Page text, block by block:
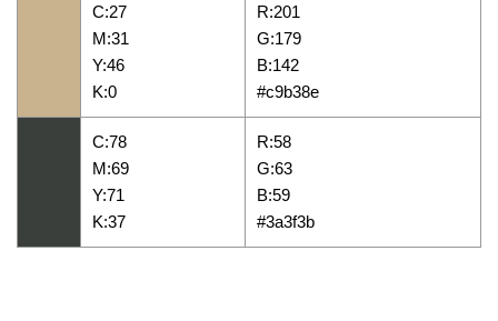
C:27
M:31
Y:46
K:0
R:201
G:179
B:142
#c9b38e
C:78
M:69
Y:71
K:37
R:58
G:63
B:59
#3a3f3b